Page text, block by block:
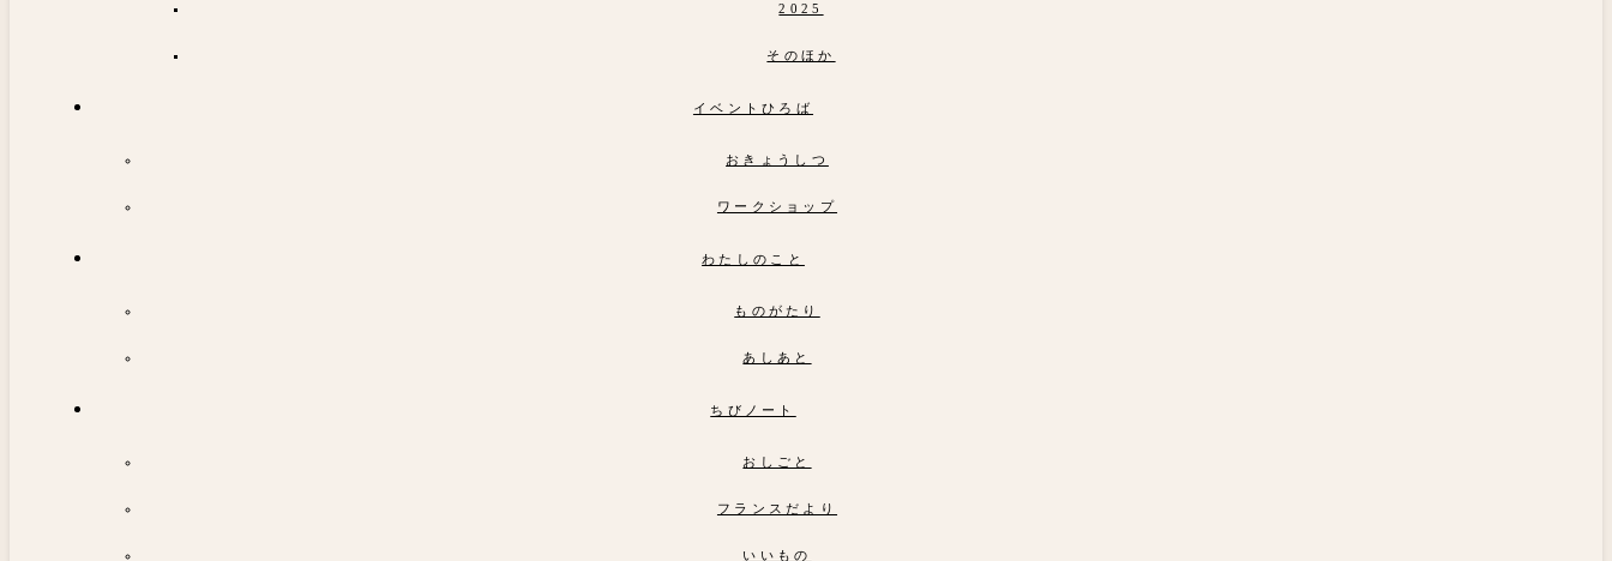
2025
そのほか
イベントひろば
おきょうしつ
ワークショップ
わたしのこと
ものがたり
あしあと
ちびノート
おしごと
フランスだより
いいもの